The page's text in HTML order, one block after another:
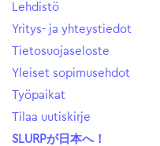
Lehdistö
Yritys- ja yhteystiedot
Tietosuojaseloste
Yleiset sopimusehdot
Työpaikat
Tilaa uutiskirje
SLURPが日本へ！